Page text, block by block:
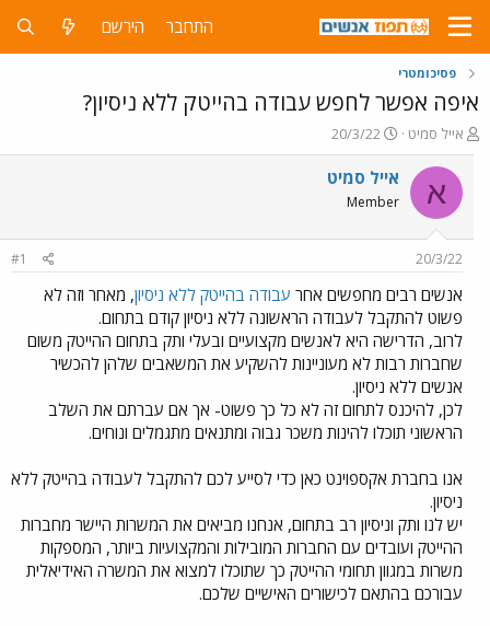
התחבר הירשם
פסיכומטרי
איפה אפשר לחפש עבודה בהייטק ללא ניסיון?
פ
ו
ת
ח
ה
ש
א
אייל סמיט
פ
ו
ר
ס
ם
ר
י
ך
20/3/22
א אייל סמיט
Member
20/3/22
#1
אנשים רבים מחפשים אחר עבודה בהייטק ללא ניסיון, מאחר וזה לא
פשוט להתקבל לעבודה הראשונה ללא ניסיון קודם בתחום.
לרוב, הדרישה היא לאנשים מקצועיים ובעלי ותק בתחום ההייטק משום
שחברות רבות לא מעוניינות להשקיע את המשאבים שלהן להכשיר
אנשים ללא ניסיון.
לכן, להיכנס לתחום זה לא כל כך פשוט- אך אם עברתם את השלב
הראשוני תוכלו להינות משכר גבוה ומתנאים מתגמלים ונוחים.
אנו בחברת אקספוינט כאן כדי לסייע לכם להתקבל לעבודה בהייטק ללא
ניסיון.
יש לנו ותק וניסיון רב בתחום, אנחנו מביאים את המשרות היישר מחברות
ההייטק ועובדים עם החברות המובילות והמקצועיות ביותר, המספקות
משרות במגוון תחומי ההייטק כך שתוכלו למצוא את המשרה האידיאלית
עבורכם בהתאם לכישורים האישיים שלכם.